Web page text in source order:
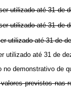
utilizado até 31 de
utilizado até 31 de
utilizado até 31 de
utilizado até 31 de
no demonstrativo de
previstos nas